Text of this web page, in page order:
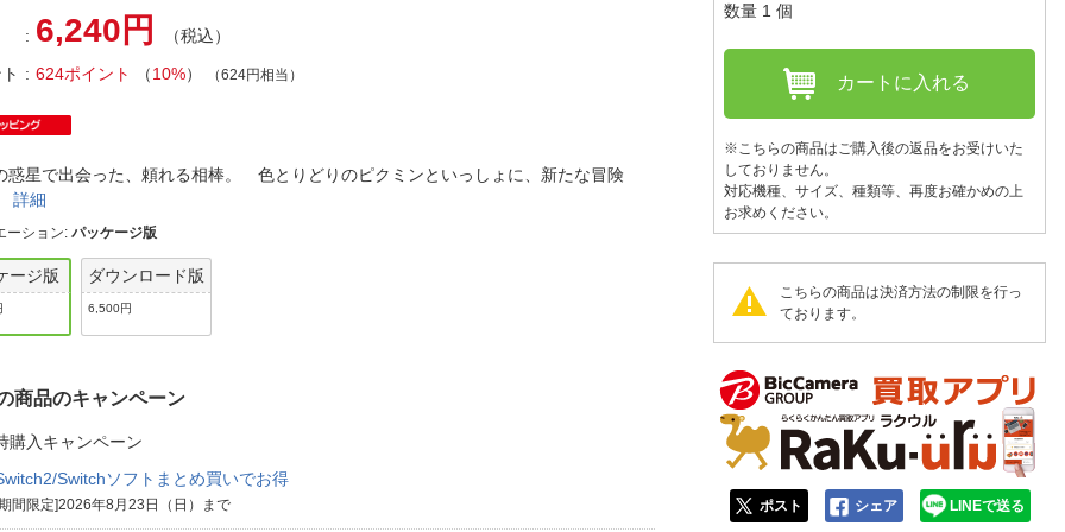
ご利用規約
6,240円
（税込）
624ポイント （10%） （624円相当）
惑星で出会った、頼れる相棒。 色とりどりのピクミンといっしょに、新たな冒険
詳細
ーション:パッケージ版
ージ版 ダウンロード版
6,500円
商品のキャンペーン
購入キャンペーン
Switchソフトまとめ買いでお得
間限定]2026年8月23日（日）まで
数量 1 個
カートに入れる
※こちらの商品はご購入後の返品をお受けいた
しておりません。
対応機種、サイズ、種類等、再度お確かめの上
お求めください。
こちらの商品は決済方法の制限を行っ
ております。
ポスト シェア LINEで送る